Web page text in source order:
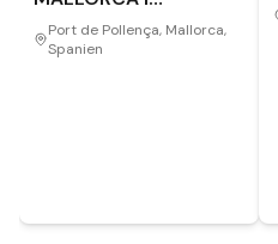
EFTERÅRET
Port de Pollença, Mallorca,
Spanien